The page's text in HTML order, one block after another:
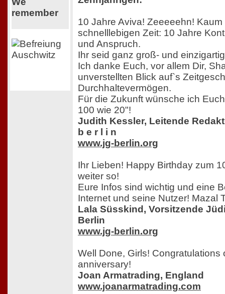
remember
10 Jahre Aviva! Zeeeeehn!
schnelllebigen Zeit: 10 Jahre
und Anspruch.
Ihr seid ganz groß- und
Ich danke Euch, vor allem Dir,
unverstellten Blick auf`s
Durchhaltevermögen.
Für die Zukunft wünsche ich
100 wie 20"!
Judith Kessler, Leitende
b e r l i n
www.jg-berlin.org
Ihr Lieben! Happy Birthday zum
weiter so!
Eure Infos sind wichtig und eine
Internet und seine Nutzer! Mazal
Lala Süsskind, Vorsitzende
Berlin
www.jg-berlin.org
Well Done, Girls! Congratulations
anniversary!
Joan Armatrading, England
www.joanarmatrading.com